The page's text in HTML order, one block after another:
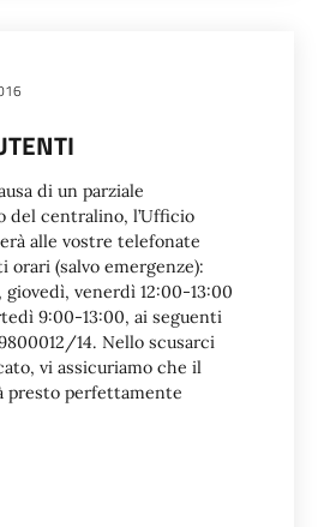
di un parziale
del centralino, l’Ufficio
alle vostre telefonate
orari (salvo emergenze):
venerdì 12:00-13:00
9:00-13:00, ai seguenti
14. Nello scusarci
vi assicuriamo che il
presto perfettamente